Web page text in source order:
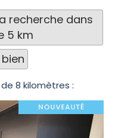
recherche dans
5 km
8 kilomètres :